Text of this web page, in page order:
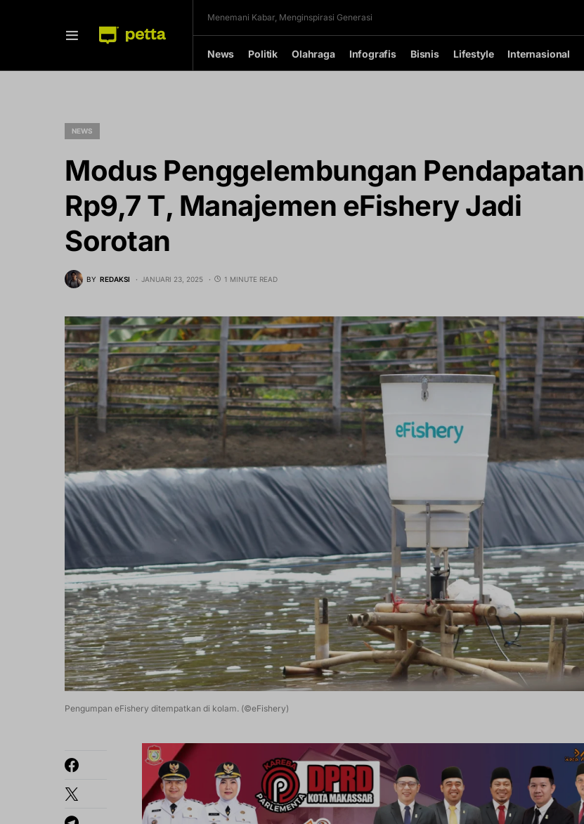
Menemani Kabar, Menginspirasi Generasi
News Politik Olahraga Infografis Bisnis Lifestyle Internasional
NEWS
Modus Penggelembungan Pendapatan
Rp9,7 T, Manajemen eFishery Jadi
Sorotan
BY REDAKSI JANUARI 23, 2025 1 MINUTE READ
Pengumpan eFishery ditempatkan di kolam. (©eFishery)